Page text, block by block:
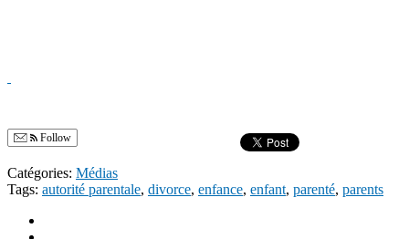
Follow
Catégories: Médias
Tags: autorité parentale, divorce, enfance, enfant, parenté, parents